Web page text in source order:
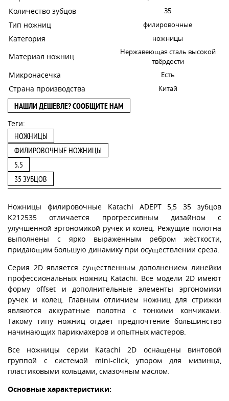
Количество зубцов 35
Тип ножниц филировочные
Категория ножницы
Материал ножниц
Нержавеющая сталь высокой
твёрдости
Микронасечка Есть
Страна производства Китай
НАШЛИ ДЕШЕВЛЕ? СООБЩИТЕ НАМ
Теги:
НОЖНИЦЫ
ФИЛИРОВОЧНЫЕ НОЖНИЦЫ
5.5
35 ЗУБЦОВ
Ножницы филировочные Katachi ADEPT 5,5 35 зубцов
K212535 отличается прогрессивным дизайном с
улучшенной эргономикой ручек и колец. Режущие полотна
выполнены с ярко выраженным ребром жёсткости,
придающим большую динамику при осуществлении среза.
Серия 2D является существенным дополнением линейки
профессиональных ножниц Katachi. Все модели 2D имеют
форму offset и дополнительные элементы эргономики
ручек и колец. Главным отличием ножниц для стрижки
являются аккуратные полотна с тонкими кончиками.
Такому типу ножниц отдаёт предпочтение большинство
начинающих парикмахеров и опытных мастеров.
Все ножницы серии Katachi 2D оснащены винтовой
группой с системой mini-click, упором для мизинца,
пластиковыми кольцами, смазочным маслом.
Основные характеристики: